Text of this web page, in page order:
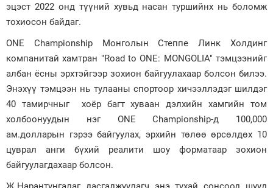
эцэст 2022 онд түүний хувьд насан туршийнх нь боломж
тохиосон байдаг.
ONE Championship Mонголын Степпе Линк Холдинг
компанитай хамтран "Road to ONE: MONGOLIA" тэмцээнийг
албан ёсны эрхтэйгээр зохион байгуулахаар болсон билээ.
Энэхүү тэмцээн нь тулааны спортоор хичээллэдэг шилдэг
40 тамирчныг хоёр багт хуваан дэлхийн хамгийн том
холбоонуудын нэг ONE Championship-д 100,000
ам.долларын гэрээ байгуулах, эрхийн төлөө өрсөлдөх 10
цуврал анги бүхий реалити шоу форматаар зохион
байгуулагдахаар болсон.